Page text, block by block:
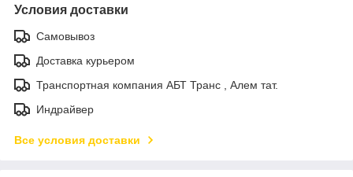
Условия доставки
Самовывоз
Доставка курьером
Транспортная компания АБТ Транс , Алем тат.
Индрайвер
Все условия доставки